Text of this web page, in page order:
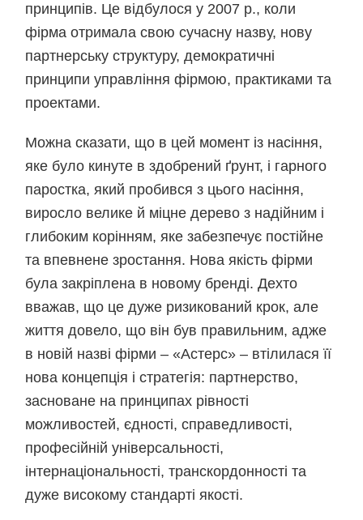
принципів. Це відбулося у 2007 р., коли
фірма отримала свою сучасну назву, нову
партнерську структуру, демократичні
принципи управління фірмою, практиками та
проектами.
Можна сказати, що в цей момент із насіння,
яке було кинуте в здобрений ґрунт, і гарного
паростка, який пробився з цього насіння,
виросло велике й міцне дерево з надійним і
глибоким корінням, яке забезпечує постійне
та впевнене зростання. Нова якість фірми
була закріплена в новому бренді. Дехто
вважав, що це дуже ризикований крок, але
життя довело, що він був правильним, адже
в новій назві фірми – «Астерс» – втілилася її
нова концепція і стратегія: партнерство,
засноване на принципах рівності
можливостей, єдності, справедливості,
професійній універсальності,
інтернаціональності, транскордонності та
дуже високому стандарті якості.